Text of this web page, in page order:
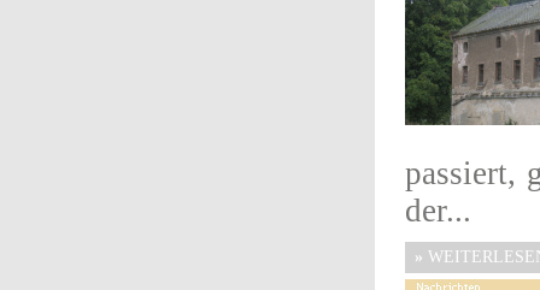
passiert,
der...
»